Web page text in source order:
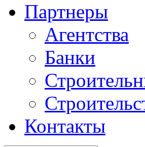
Партнеры
Агентства
Банки
Контакты